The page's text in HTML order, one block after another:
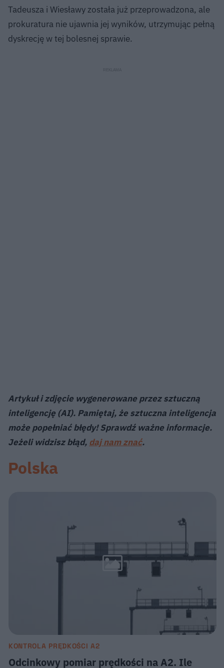
Tadeusza i Wiesławy została już przeprowadzona, ale
prokuratura nie ujawnia jej wyników, utrzymując pełną
dyskrecję w tej bolesnej sprawie.
Artykuł i zdjęcie wygenerowane przez sztuczną
inteligencję (AI). Pamiętaj, że sztuczna inteligencja
może popełniać błędy! Sprawdź ważne informacje.
Jeżeli widzisz błąd, daj nam znać.
Polska
KONTROLA PRĘDKOŚCI A2
Odcinkowy pomiar prędkości na A2. Ile